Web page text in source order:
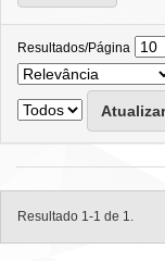
Resultados/Página
Resultado 1-1 de 1.